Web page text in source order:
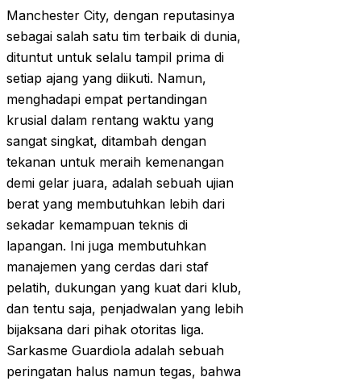
Manchester City, dengan reputasinya
sebagai salah satu tim terbaik di dunia,
dituntut untuk selalu tampil prima di
setiap ajang yang diikuti. Namun,
menghadapi empat pertandingan
krusial dalam rentang waktu yang
sangat singkat, ditambah dengan
tekanan untuk meraih kemenangan
demi gelar juara, adalah sebuah ujian
berat yang membutuhkan lebih dari
sekadar kemampuan teknis di
lapangan. Ini juga membutuhkan
manajemen yang cerdas dari staf
pelatih, dukungan yang kuat dari klub,
dan tentu saja, penjadwalan yang lebih
bijaksana dari pihak otoritas liga.
Sarkasme Guardiola adalah sebuah
peringatan halus namun tegas, bahwa